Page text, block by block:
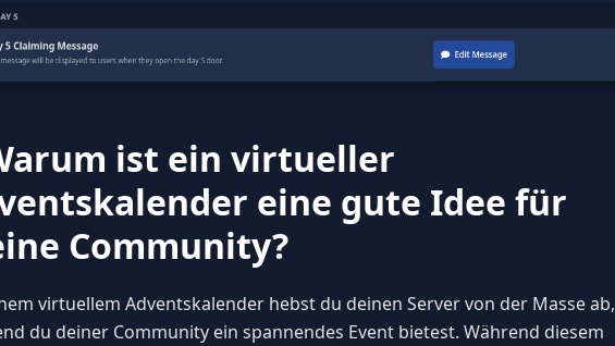
ist ein virtueller
eine gute Idee für
Community?
virtuellem Adventskalender hebst du deinen Server von der Masse ab,
du deiner Community ein spannendes Event bietest. Während diesem